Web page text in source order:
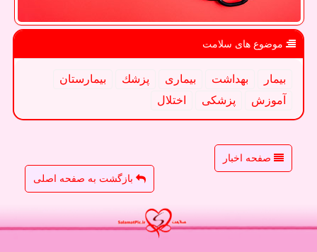
موضوع های سلامت
بیمار بهداشت بیماری پزشك
بیمارستان
آموزش
پزشكی اختلال
صفحه اخبار
بازگشت به صفحه اصلی